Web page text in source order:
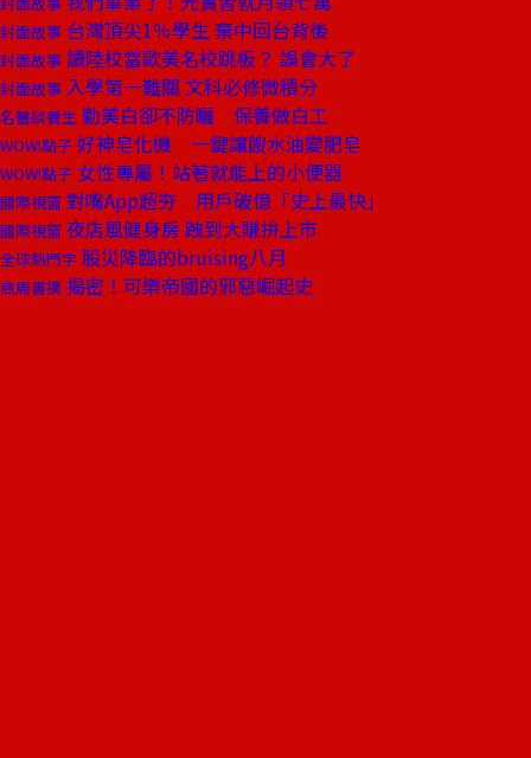
封面故事 台灣頂尖1％學生 棄中回台背後
封面故事 讀陸校當歐美名校跳板？ 誤會大了
封面故事 入學第一難關 文科必修微積分
名醫談養生 勤美白卻不防曬 保養做白工
WOW!點子 好神皂化機 一鍵讓餿水油變肥皂
WOW!點子 女性專屬！站著就能上的小便器
國際視窗 對嘴App超夯 用戶破億「史上最快」
國際視窗 夜店風健身房 跩到大賺拚上市
全球熱門字 股災降臨的bruising八月
商周書摘 揭密！可樂帝國的邪惡崛起史